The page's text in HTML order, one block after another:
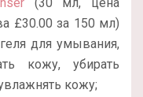
£30.00 за 150 мл)
для умывания,
кожу, убирать
кожу;